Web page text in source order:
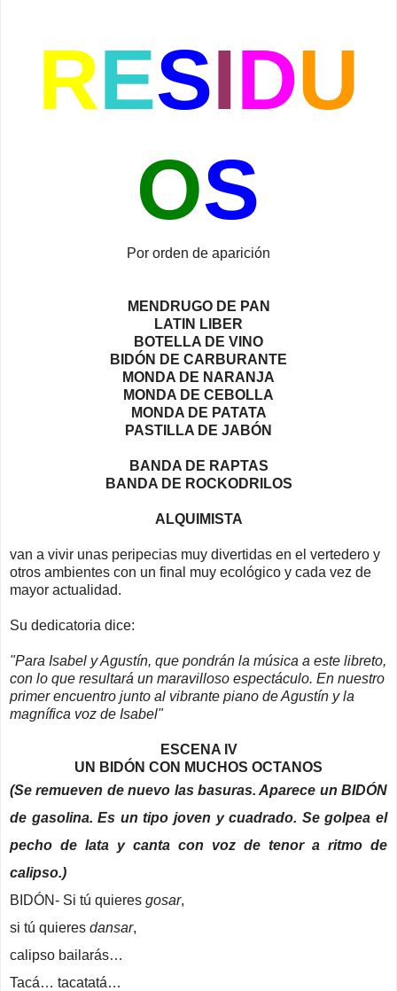
RESIDU
OS
Por orden de aparición
MENDRUGO DE PAN
LATIN LIBER
BOTELLA DE VINO
BIDÓN DE CARBURANTE
MONDA DE NARANJA
MONDA DE CEBOLLA
MONDA DE PATATA
PASTILLA DE JABÓN
BANDA DE RAPTAS
BANDA DE ROCKODRILOS
ALQUIMISTA
van a vivir unas peripecias muy divertidas en el vertedero y
otros ambientes con un final muy ecológico y cada vez de
mayor actualidad.
Su dedicatoria dice:
"Para Isabel y Agustín, que pondrán la música a este libreto,
con lo que resultará un maravilloso espectáculo. En nuestro
primer encuentro junto al vibrante piano de Agustín y la
magnífica voz de Isabel"
ESCENA IV
UN BIDÓN CON MUCHOS OCTANOS
(Se remueven de nuevo las basuras. Aparece un BIDÓN
de gasolina. Es un tipo joven y cuadrado. Se golpea el
pecho de lata y canta con voz de tenor a ritmo de
calipso.)
BIDÓN- Si tú quieres gosar,
si tú quieres dansar,
calipso bailarás…
Tacá… tacatatá…